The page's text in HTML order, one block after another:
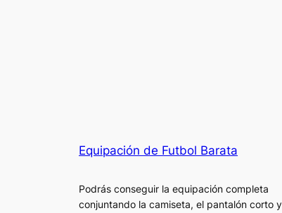
Equipación de Futbol Barata
Podrás conseguir la equipación completa
conjuntando la camiseta, el pantalón corto